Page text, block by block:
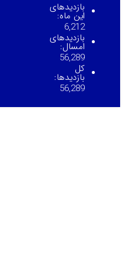
بازدیدهای
این ماه:
6,212
بازدیدهای
امسال:
56,289
کل
بازدیدها:
56,289